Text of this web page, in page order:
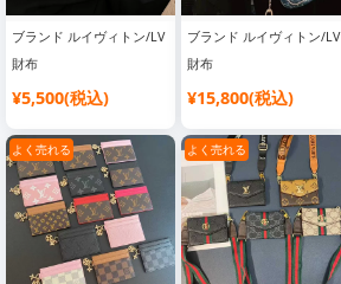
ブランド ルイヴィトン/LV
財布
¥5,500(税込)
ブランド ルイヴィトン/LV
財布
¥15,800(税込)
よく売れる よく売れる